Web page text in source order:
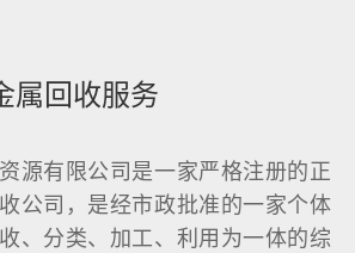
属回收服务
源有限公司是一家严格注册的正
公司，是经市政批准的一家个体
、分类、加工、利用为一体的综